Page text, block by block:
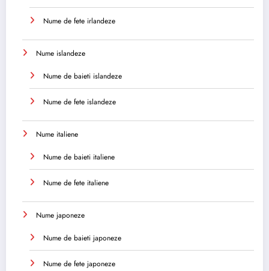
Nume de fete irlandeze
Nume islandeze
Nume de baieti islandeze
Nume de fete islandeze
Nume italiene
Nume de baieti italiene
Nume de fete italiene
Nume japoneze
Nume de baieti japoneze
Nume de fete japoneze